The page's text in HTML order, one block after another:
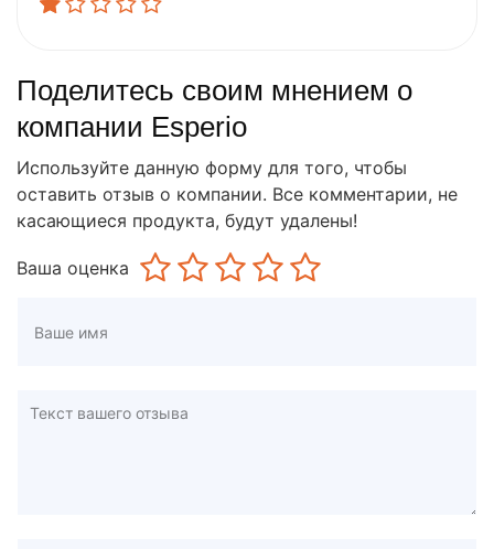
Поделитесь своим мнением о
компании Esperio
Используйте данную форму для того, чтобы
оставить отзыв о компании. Все комментарии, не
касающиеся продукта, будут удалены!
Ваша оценка